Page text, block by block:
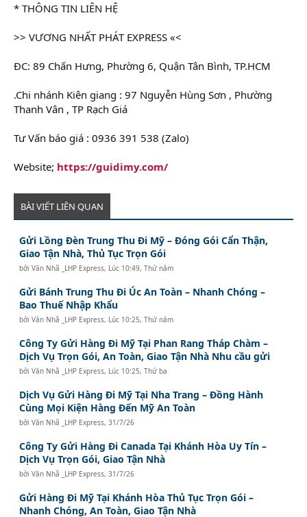
* THÔNG TIN LIÊN HỆ
>> VƯƠNG NHẤT PHÁT EXPRESS «<
ĐC: 89 Chấn Hưng, Phường 6, Quận Tân Bình, TP.HCM
.Chi nhánh Kiên giang : 97 Nguyễn Hùng Sơn , Phường
Thanh Vân , TP Rạch Giá
Tư Vấn báo giá : 0936 391 538 (Zalo)
Website; https://guidimy.com/
BÀI VIẾT LIÊN QUAN
Gửi Lồng Đèn Trung Thu Đi Mỹ – Đóng Gói Cẩn Thận,
Giao Tận Nhà, Thủ Tục Trọn Gói
bởiVăn Nhã _LHP Express, Lúc 10:49, Thứ năm
Gửi Bánh Trung Thu Đi Úc An Toàn – Nhanh Chóng –
Bao Thuế Nhập Khẩu
bởiVăn Nhã _LHP Express, Lúc 10:25, Thứ năm
Công Ty Gửi Hàng Đi Mỹ Tại Phan Rang Tháp Chàm –
Dịch Vụ Trọn Gói, An Toàn, Giao Tận Nhà Nhu cầu gửi
bởiVăn Nhã _LHP Express, Lúc 10:25, Thứ ba
Dịch Vụ Gửi Hàng Đi Mỹ Tại Nha Trang – Đồng Hành
Cùng Mọi Kiện Hàng Đến Mỹ An Toàn
bởiVăn Nhã _LHP Express,31/7/26
Công Ty Gửi Hàng Đi Canada Tại Khánh Hòa Uy Tín –
Dịch Vụ Trọn Gói, Giao Tận Nhà
bởiVăn Nhã _LHP Express,31/7/26
Gửi Hàng Đi Mỹ Tại Khánh Hòa Thủ Tục Trọn Gói –
Nhanh Chóng, An Toàn, Giao Tận Nhà